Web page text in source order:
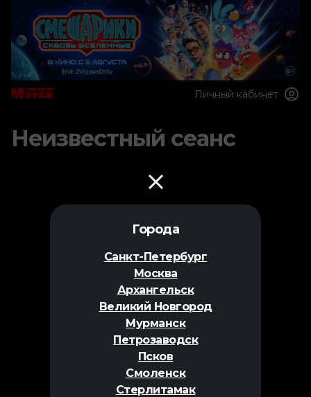
Города
Санкт-Петербург
Москва
Архангельск
Великий Новгород
Мурманск
Петрозаводск
Псков
Смоленск
Стерлитамак
Личный кабинет
Неизвестный сеанс